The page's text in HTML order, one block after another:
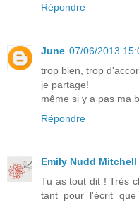
Répondre
June 07/06/2013
trop bien, trop
je partage!
même si y a pas ma
Répondre
Emily Nudd Mitchell
Tu as tout dit ! Très
tant pour l'écrit